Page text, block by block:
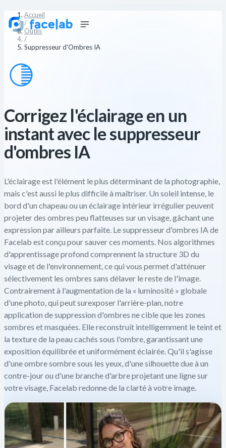
Accueil
/
Outils
/
Suppresseur d'Ombres IA
Corrigez l'éclairage en un
instant avec le suppresseur
d'ombres IA
L'éclairage est l'élément le plus déterminant de la photographie,
mais c'est aussi le plus difficile à maîtriser. Un soleil intense, le
bord d'un chapeau ou un éclairage intérieur irrégulier peuvent
projeter des ombres peu flatteuses sur un visage, gâchant une
expression par ailleurs parfaite. Le suppresseur d'ombres IA de
Facelab est conçu pour sauver ces moments. Nos algorithmes
d'apprentissage profond comprennent la structure 3D du
visage et de l'environnement, ce qui vous permet d'atténuer
sélectivement les ombres sans délaver le reste de l'image.
Contrairement à l'augmentation de la « luminosité » globale
d'une photo, qui peut surexposer l'arrière-plan, notre
application de suppression d'ombres ne cible que les zones
sombres et masquées. Elle reconstruit intelligemment le teint et
la texture de la peau cachés sous l'ombre, garantissant une
exposition équilibrée et uniformément éclairée. Qu'il s'agisse
d'une ombre sombre sous les yeux, d'une silhouette due à un
contre-jour ou d'une branche d'arbre projetant une ligne sur
votre visage, Facelab redonne de la clarté à votre image.